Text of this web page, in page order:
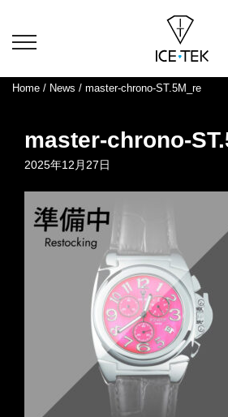
toggle
Home / News / master-chrono-ST.5M_re
master-chrono-
2025年12月27日